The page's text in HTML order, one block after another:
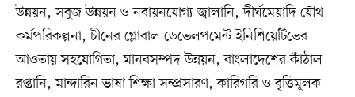
উন্নয়ন, সবুজ উন্নয়ন ও নবায়নযোগ্য জ্বালানি, দীর্ঘমেয়াদি যৌথ
কর্মপরিকল্পনা, চীনের গ্লোবাল ডেভেলপমেন্ট ইনিশিয়েটিভের
আওতায় সহযোগিতা, মানবসম্পদ উন্নয়ন, বাংলাদেশের কাঁঠাল
রপ্তানি, মান্দারিন ভাষা শিক্ষা সম্প্রসারণ, কারিগরি ও বৃত্তিমূলক